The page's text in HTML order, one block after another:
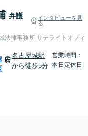
弁護
インタビューを見
る
法律事務所 サテライトオフィ
名古屋城駅
から徒歩5分
営業時間：
本日定休日